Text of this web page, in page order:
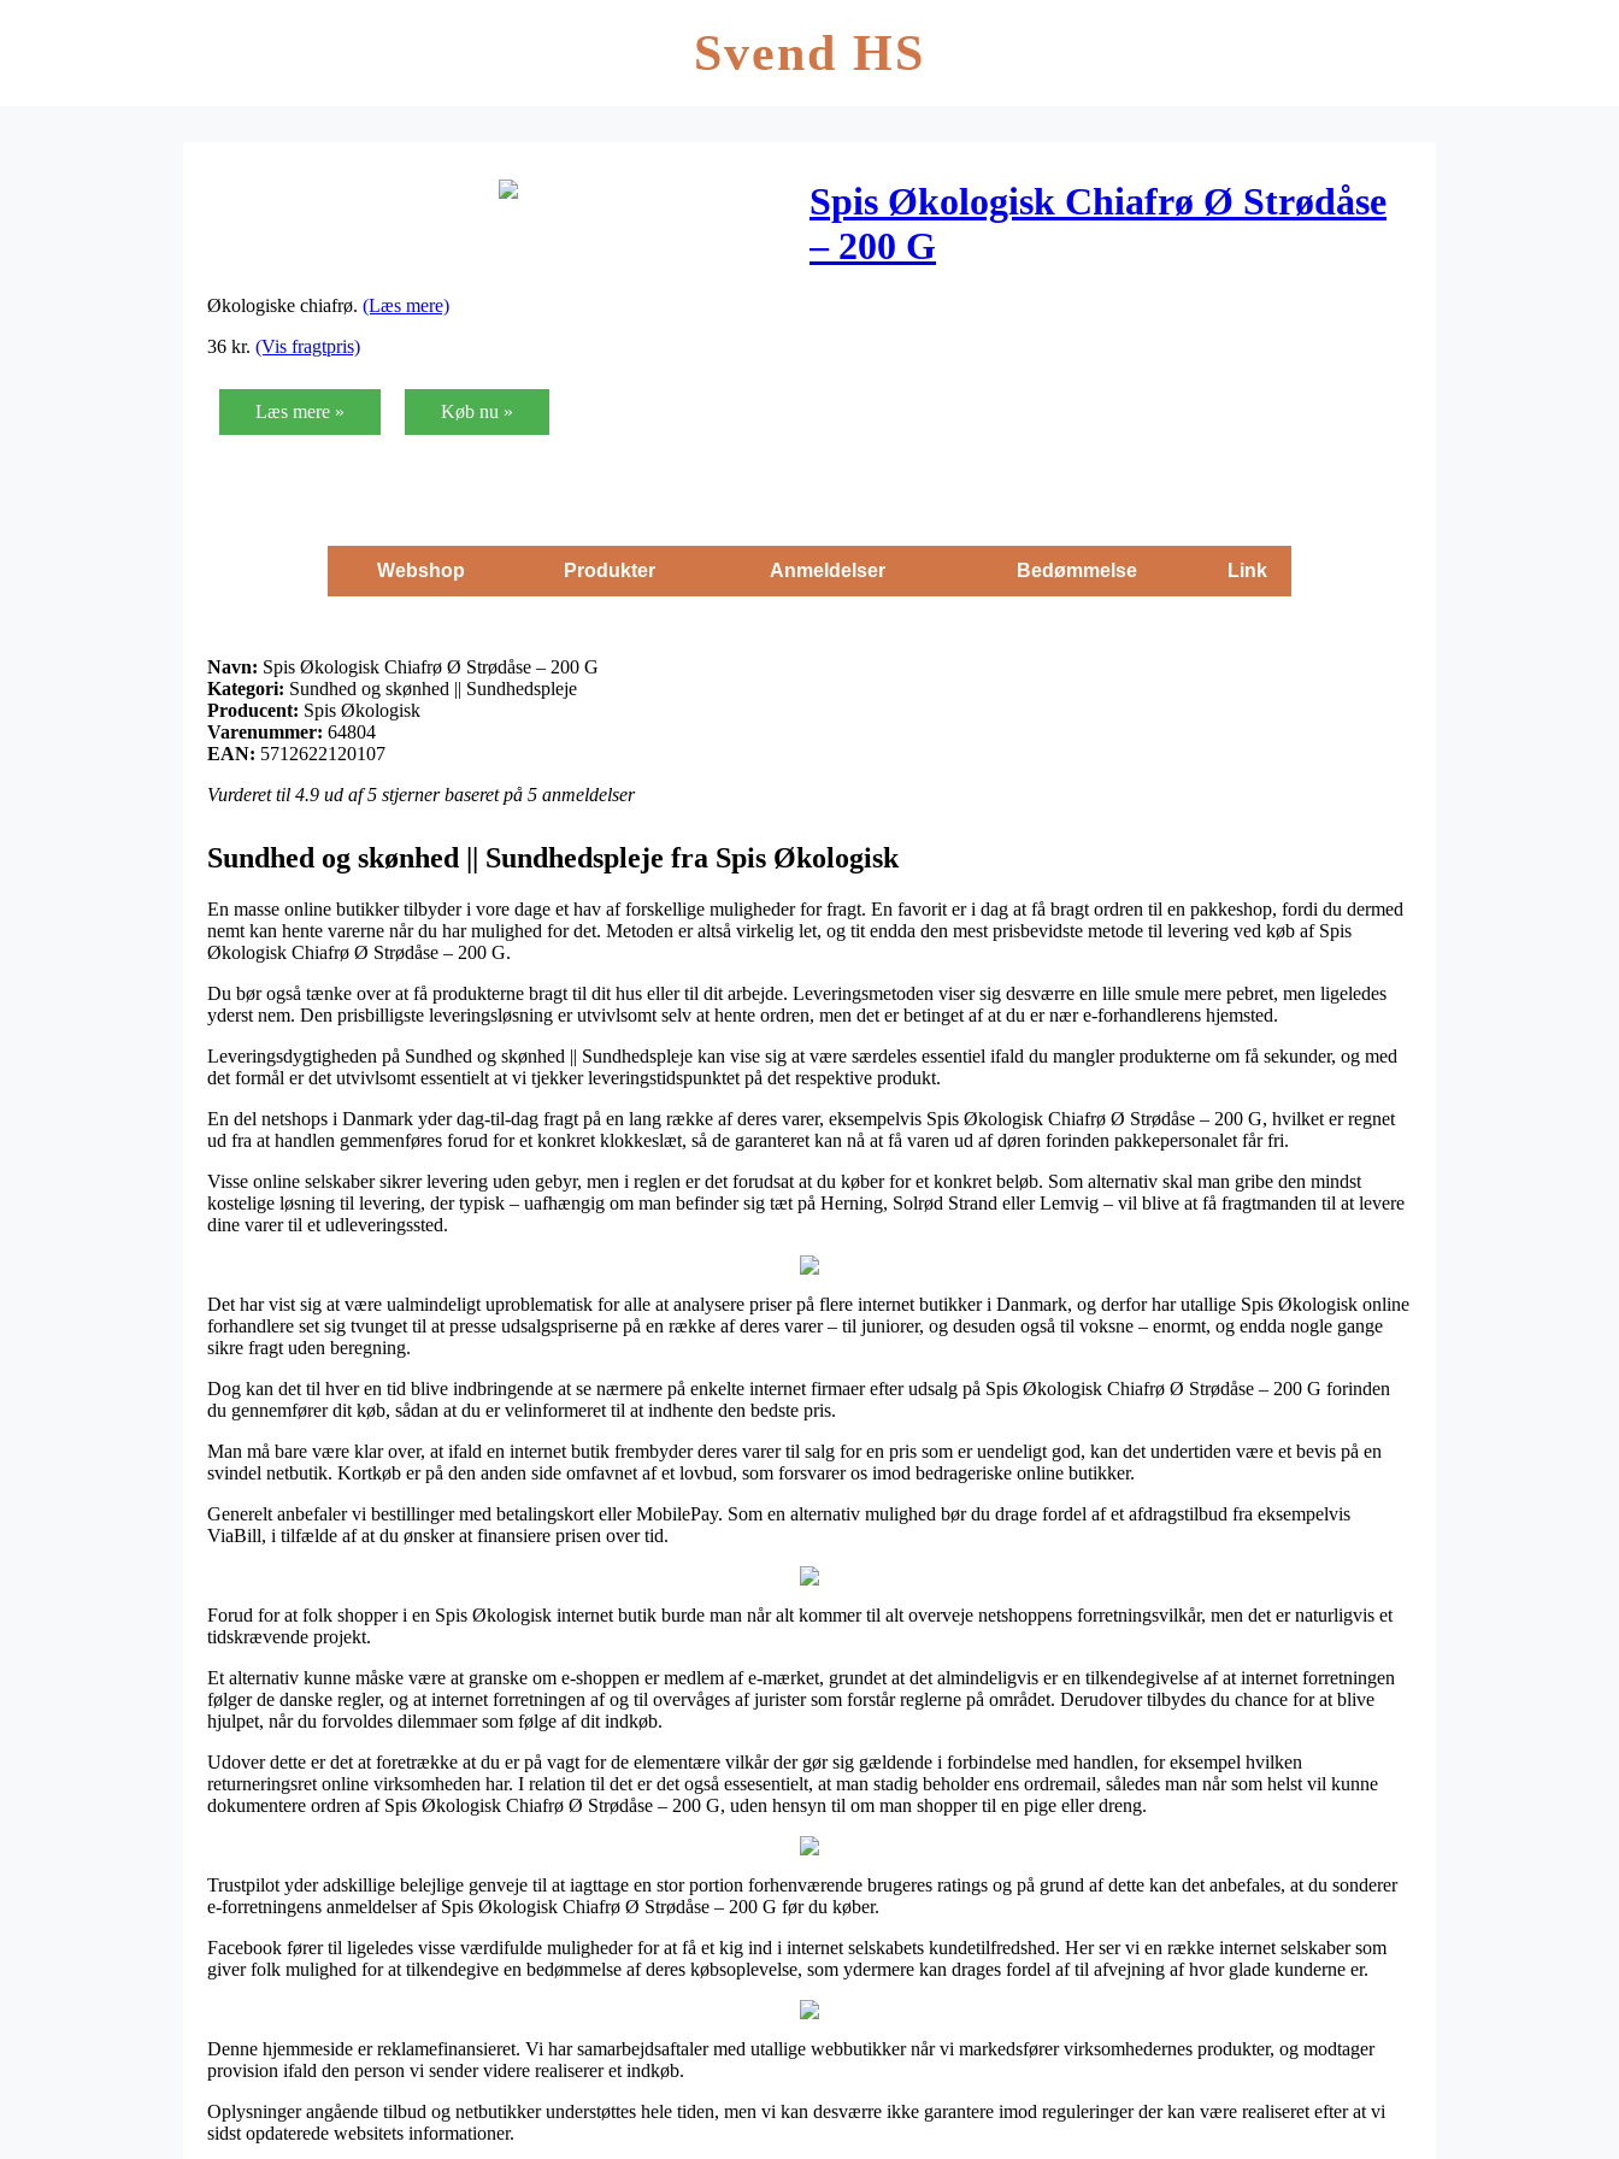
Svend HS
Spis Økologisk Chiafrø Ø Strødåse
– 200 G
Økologiske chiafrø. (Læs mere)
36 kr. (Vis fragtpris)
Læs mere » Køb nu »
Webshop Produkter Anmeldelser Bedømmelse Link
Navn: Spis Økologisk Chiafrø Ø Strødåse – 200 G
Kategori: Sundhed og skønhed || Sundhedspleje
Producent: Spis Økologisk
Varenummer: 64804
EAN: 5712622120107
Vurderet til 4.9 ud af 5 stjerner baseret på 5 anmeldelser
Sundhed og skønhed || Sundhedspleje fra Spis Økologisk
En masse online butikker tilbyder i vore dage et hav af forskellige muligheder for fragt. En favorit er i dag at få bragt ordren til en pakkeshop, fordi du dermed
nemt kan hente varerne når du har mulighed for det. Metoden er altså virkelig let, og tit endda den mest prisbevidste metode til levering ved køb af Spis
Økologisk Chiafrø Ø Strødåse – 200 G.
Du bør også tænke over at få produkterne bragt til dit hus eller til dit arbejde. Leveringsmetoden viser sig desværre en lille smule mere pebret, men ligeledes
yderst nem. Den prisbilligste leveringsløsning er utvivlsomt selv at hente ordren, men det er betinget af at du er nær e-forhandlerens hjemsted.
Leveringsdygtigheden på Sundhed og skønhed || Sundhedspleje kan vise sig at være særdeles essentiel ifald du mangler produkterne om få sekunder, og med
det formål er det utvivlsomt essentielt at vi tjekker leveringstidspunktet på det respektive produkt.
En del netshops i Danmark yder dag-til-dag fragt på en lang række af deres varer, eksempelvis Spis Økologisk Chiafrø Ø Strødåse – 200 G, hvilket er regnet
ud fra at handlen gemmenføres forud for et konkret klokkeslæt, så de garanteret kan nå at få varen ud af døren forinden pakkepersonalet får fri.
Visse online selskaber sikrer levering uden gebyr, men i reglen er det forudsat at du køber for et konkret beløb. Som alternativ skal man gribe den mindst
kostelige løsning til levering, der typisk – uafhængig om man befinder sig tæt på Herning, Solrød Strand eller Lemvig – vil blive at få fragtmanden til at levere
dine varer til et udleveringssted.
Det har vist sig at være ualmindeligt uproblematisk for alle at analysere priser på flere internet butikker i Danmark, og derfor har utallige Spis Økologisk online
forhandlere set sig tvunget til at presse udsalgspriserne på en række af deres varer – til juniorer, og desuden også til voksne – enormt, og endda nogle gange
sikre fragt uden beregning.
Dog kan det til hver en tid blive indbringende at se nærmere på enkelte internet firmaer efter udsalg på Spis Økologisk Chiafrø Ø Strødåse – 200 G forinden
du gennemfører dit køb, sådan at du er velinformeret til at indhente den bedste pris.
Man må bare være klar over, at ifald en internet butik frembyder deres varer til salg for en pris som er uendeligt god, kan det undertiden være et bevis på en
svindel netbutik. Kortkøb er på den anden side omfavnet af et lovbud, som forsvarer os imod bedrageriske online butikker.
Generelt anbefaler vi bestillinger med betalingskort eller MobilePay. Som en alternativ mulighed bør du drage fordel af et afdragstilbud fra eksempelvis
ViaBill, i tilfælde af at du ønsker at finansiere prisen over tid.
Forud for at folk shopper i en Spis Økologisk internet butik burde man når alt kommer til alt overveje netshoppens forretningsvilkår, men det er naturligvis et
tidskrævende projekt.
Et alternativ kunne måske være at granske om e-shoppen er medlem af e-mærket, grundet at det almindeligvis er en tilkendegivelse af at internet forretningen
følger de danske regler, og at internet forretningen af og til overvåges af jurister som forstår reglerne på området. Derudover tilbydes du chance for at blive
hjulpet, når du forvoldes dilemmaer som følge af dit indkøb.
Udover dette er det at foretrække at du er på vagt for de elementære vilkår der gør sig gældende i forbindelse med handlen, for eksempel hvilken
returneringsret online virksomheden har. I relation til det er det også essesentielt, at man stadig beholder ens ordremail, således man når som helst vil kunne
dokumentere ordren af Spis Økologisk Chiafrø Ø Strødåse – 200 G, uden hensyn til om man shopper til en pige eller dreng.
Trustpilot yder adskillige belejlige genveje til at iagttage en stor portion forhenværende brugeres ratings og på grund af dette kan det anbefales, at du sonderer
e-forretningens anmeldelser af Spis Økologisk Chiafrø Ø Strødåse – 200 G før du køber.
Facebook fører til ligeledes visse værdifulde muligheder for at få et kig ind i internet selskabets kundetilfredshed. Her ser vi en række internet selskaber som
giver folk mulighed for at tilkendegive en bedømmelse af deres købsoplevelse, som ydermere kan drages fordel af til afvejning af hvor glade kunderne er.
Denne hjemmeside er reklamefinansieret. Vi har samarbejdsaftaler med utallige webbutikker når vi markedsfører virksomhedernes produkter, og modtager
provision ifald den person vi sender videre realiserer et indkøb.
Oplysninger angående tilbud og netbutikker understøttes hele tiden, men vi kan desværre ikke garantere imod reguleringer der kan være realiseret efter at vi
sidst opdaterede websitets informationer.